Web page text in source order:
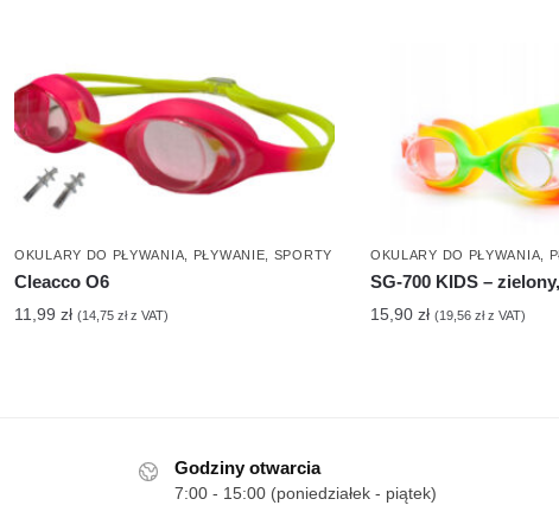
OKULARY DO PŁYWANIA PŁYWANIE SPORTY
Cleacco O6
11,99 zł (14,75 złz VAT)
OKULARY DO PŁYWANIA
SG-700 KIDS –
15,90 zł (19,56 złz VAT)
Godziny otwarcia
7:00 - 15:00 (poniedziałek - piątek)